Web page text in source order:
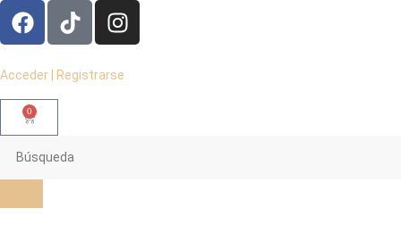
Acceder | Registrarse
0